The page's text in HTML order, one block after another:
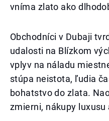
vníma zlato ako
Obchodníci v Dubaji
udalosti na Blízkom
vplyv na náladu
stúpa neistota, ľudia
bohatstvo do zlata.
zmierni, nákupy luxusu